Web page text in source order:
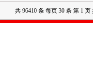
共 96410 条 每页 30 条 第 1